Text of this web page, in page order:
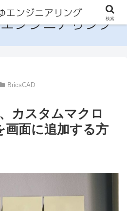
BricsCAD
カスタムマクロ
画面に追加する方
検索